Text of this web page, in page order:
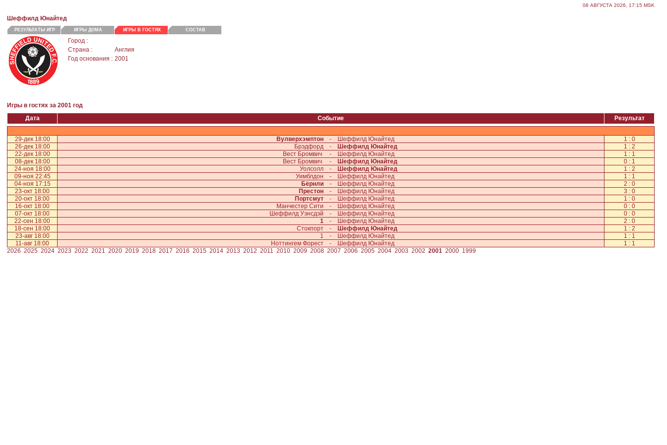
08 АВГУСТА 2026, 17:15 MSK
Шеффилд Юнайтед
РЕЗУЛЬТАТЫ ИГР ИГРЫ ДОМА ИГРЫ В ГОСТЯХ СОСТАВ
Город :
Страна :
Англия
Год основания : 2001
Игры в гостях за 2001 год
Дата
Событие Результат
29-дек 18:00 Вулверхэмптон - Шеффилд Юнайтед
1 : 0
26-дек 18:00
Брэдфорд - Шеффилд Юнайтед
1 : 2
22-дек 18:00
Вест Бромвич - Шеффилд Юнайтед
1 : 1
08-дек 18:00
Вест Бромвич - Шеффилд Юнайтед
0 : 1
24-ноя 18:00
Уолсолл - Шеффилд Юнайтед
1 : 2
09-ноя 22:45
Уимблдон - Шеффилд Юнайтед
1 : 1
04-ноя 17:15
Бёрнли - Шеффилд Юнайтед
2 : 0
23-окт 18:00
Престон - Шеффилд Юнайтед
3 : 0
20-окт 18:00
Портсмут - Шеффилд Юнайтед
1 : 0
16-окт 18:00
Манчестер Сити - Шеффилд Юнайтед
0 : 0
07-окт 18:00
Шеффилд Уэнcдэй - Шеффилд Юнайтед
0 : 0
22-сен 18:00
1 - Шеффилд Юнайтед
2 : 0
18-сен 18:00
Стокпорт - Шеффилд Юнайтед
1 : 2
23-авг 18:00
1 - Шеффилд Юнайтед
1 : 1
11-авг 18:00
Ноттингем Форест - Шеффилд Юнайтед
1 : 1
2026 2025 2024 2023 2022 2021 2020 2019 2018 2017 2016 2015 2014 2013 2012 2011 2010 2009 2008 2007 2006 2005 2004 2003 2002 2001 2000 1999